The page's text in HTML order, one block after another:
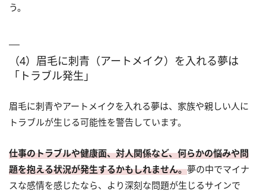
う。
（4）眉毛に刺青（アートメイク）を入れる夢は
「トラブル発生」
眉毛に刺青やアートメイクを入れる夢は、家族や親しい人に
トラブルが生じる可能性を警告しています。
仕事のトラブルや健康面、対人関係など、何らかの悩みや問
題を抱える状況が発生するかもしれません。夢の中でマイナ
スな感情を感じたなら、より深刻な問題が生じるサインで